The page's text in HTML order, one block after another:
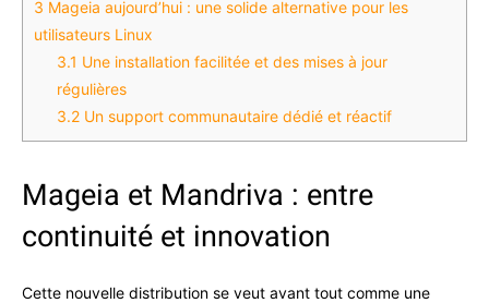
3 Mageia aujourd’hui : une solide alternative pour les
utilisateurs Linux
3.1 Une installation facilitée et des mises à jour
régulières
3.2 Un support communautaire dédié et réactif
Mageia et Mandriva : entre
continuité et innovation
Cette nouvelle distribution se veut avant tout comme une